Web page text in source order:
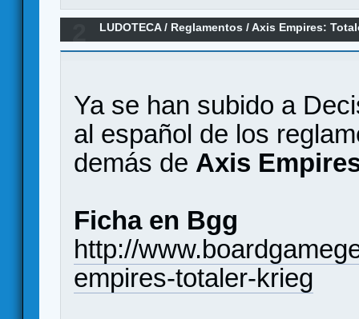
LUDOTECA/ Reglamentos /Axis Empires:
Ya se han subido a
al español de los
demás de Axis
Ficha en Bgg
http://
empires-totaler-krieg